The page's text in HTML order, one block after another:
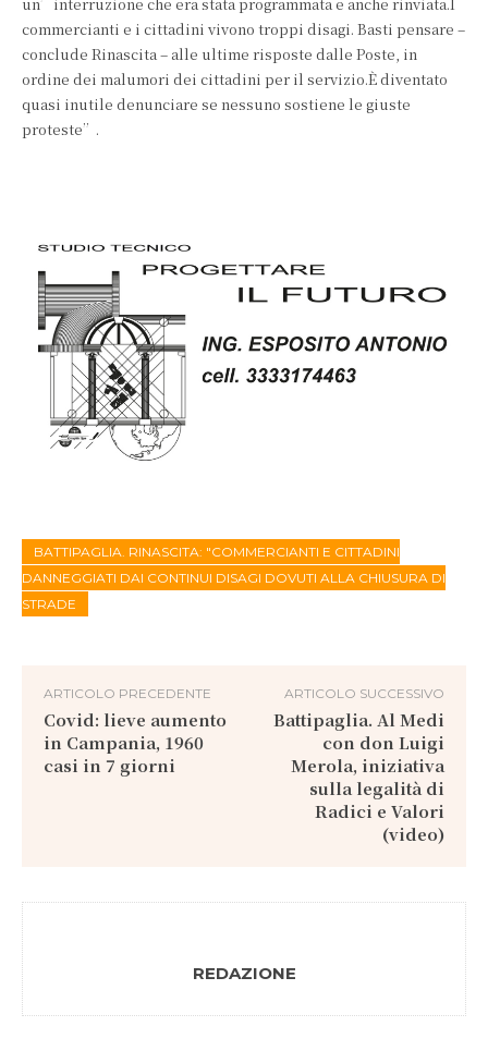
commercianti e i cittadini vivono troppi disagi. Basti pensare –
conclude Rinascita – alle ultime risposte dalle Poste, in
ordine dei malumori dei cittadini per il servizio.È diventato
quasi inutile denunciare se nessuno sostiene le giuste
proteste”.
BATTIPAGLIA. RINASCITA: "COMMERCIANTI E CITTADINI
DANNEGGIATI DAI CONTINUI DISAGI DOVUTI ALLA CHIUSURA DI
STRADE
ARTICOLO PRECEDENTE
Covid: lieve aumento
in Campania, 1960
casi in 7 giorni
ARTICOLO SUCCESSIVO
Battipaglia. Al Medi
con don Luigi
Merola, iniziativa
sulla legalità di
Radici e Valori
(video)
REDAZIONE